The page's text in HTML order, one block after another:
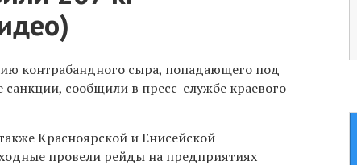
контрабандного сыра, попадающего под
сообщили в пресс-службе краевого
Красноярской и Енисейской
провели рейды на предприятиях